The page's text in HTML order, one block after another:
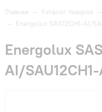
Как купить
Гарантия и сервис
Главная — Каталог товаров —
— Energolux SAS12CH1-AI/
Energolux
AI/